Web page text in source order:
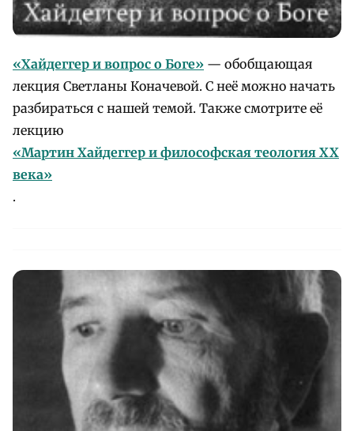
«Хайдеггер и вопрос о Боге» — обобщающая
лекция Светланы Коначевой. С неё можно начать
разбираться с нашей темой. Также смотрите её
лекцию
«Мартин Хайдеггер и философская теология XX
века»
.